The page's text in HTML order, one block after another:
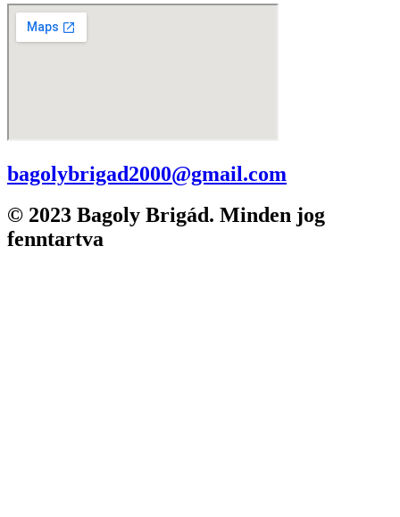
bagolybrigad2000@gmail.com
© 2023 Bagoly Brigád. Minden jog
fenntartva